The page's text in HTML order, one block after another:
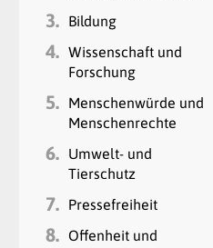
3. Bildung
4. Wissenschaft und
Forschung
5.
Menschenwürde und
Menschenrechte
6.
Umwelt- und
Tierschutz
7. Pressefreiheit
8.
Offenheit und